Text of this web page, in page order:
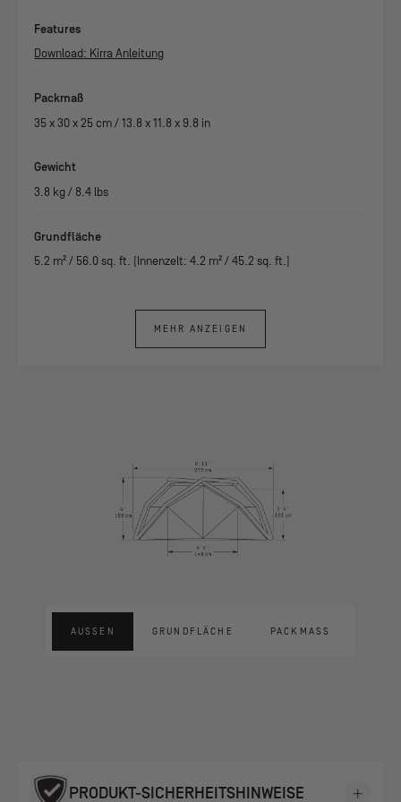
Features
Download: Kirra Anleitung
Packmaß
35x30x25 cm /13.8x11.8x 9.8 in
Gewicht
3.8 kg / 8.4 lbs
Grundfläche
5.2 m² / 56.0sq. ft. (Innenzelt:4.2 m² /45.2sq. ft.)
MEHR ANZEIGEN
AUSSEN GRUNDFLÄCHE PACKMASS
PRODUKT-SICHERHEITSHINWEISE